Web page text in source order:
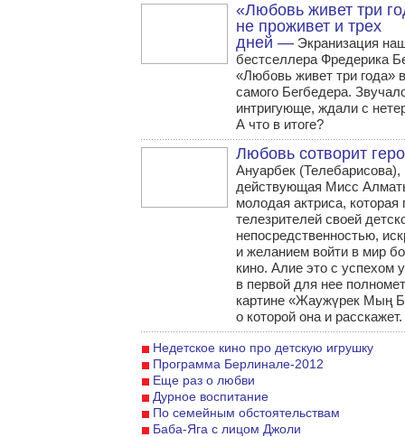
«Любовь живет три
не проживет и трех
дней — Экранизация
бестселлера Фредерика
«Любовь живет три года»
самого Бегбедера.
интригующе, ждали с
А что в итоге?
Любовь сотворит
Ануарбек (Телебарисова),
действующая Мисс
молодая актриса, которая
телезрителей своей
непосредственностью,
и желанием войти в мир
кино. Алие это с успехом
в первой для нее
картине «Жаужүрек Мың
о которой она и расскажет.
Недетское кино про детскую игрушку
Программа Берлинале-2012
Еще раз о любви
Дурное воспитание
По семейным обстоятельствам
Баба-Яга с лицом Джоли